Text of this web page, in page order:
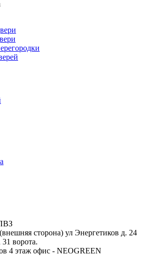
сторона) ул Энергетиков д. 24
ворота.
4 этаж офис - NEOGREEN